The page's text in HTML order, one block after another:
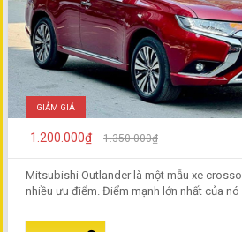
GIẢM GIÁ
1.200.000₫ 1.350.000₫
Mitsubishi Outlander là một mẫu xe
nhiều ưu điểm. Điểm mạnh lớn nhất của nó